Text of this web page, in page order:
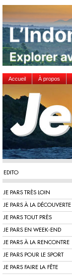
Accueil À propos
EDITO
JE PARS TRÈS LOIN
JE PARS À LA DÉCOUVERTE
JE PARS TOUT PRÈS
JE PARS EN WEEK-END
JE PARS À LA RENCONTRE
JE PARS POUR LE SPORT
JE PARS FAIRE LA FÊTE